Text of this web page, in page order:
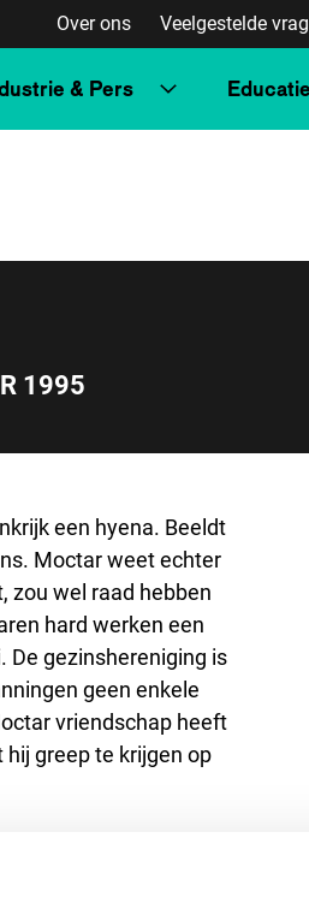
Over ons Veelgestelde
& Pers Educatie
1995
een hyena. Beeldt
Moctar weet echter
zou wel raad hebben
hard werken een
De gezinshereniging is
geen enkele
vriendschap heeft
greep te krijgen op